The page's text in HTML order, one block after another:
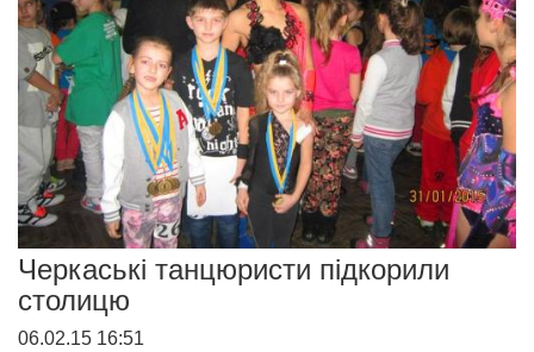
Черкаські танцюристи підкорили
столицю
06.02.15 16:51